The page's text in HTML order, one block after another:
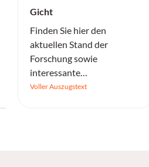
Gicht
Finden Sie hier den
aktuellen Stand der
Forschung sowie
interessante
Informationen.
Voller Auszugstext